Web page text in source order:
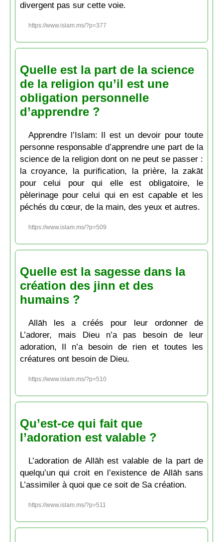
divergent pas sur cette voie.
https://www.islam.ms/?p=377
Quelle est la part de la science
de la religion qu’il est une
obligation personnelle
d’apprendre ?
Apprendre l’Islam: Il est un devoir pour toute
personne responsable d’apprendre une part de la
science de la religion dont on ne peut se passer :
la croyance, la purification, la prière, la zakāt
pour celui pour qui elle est obligatoire, le
pèlerinage pour celui qui en est capable et les
péchés du cœur, de la main, des yeux et autres.
https://www.islam.ms/?p=509
Quelle est la sagesse dans la
création des jinn et des
humains ?
Allāh les a créés pour leur ordonner de
L’adorer, mais Dieu n’a pas besoin de leur
adoration, Il n’a besoin de rien et toutes les
créatures ont besoin de Dieu.
https://www.islam.ms/?p=510
Qu’est-ce qui fait que
l’adoration est valable ?
L’adoration de Allāh est valable de la part de
quelqu’un qui croit en l’existence de Allāh sans
L’assimiler à quoi que ce soit de Sa création.
https://www.islam.ms/?p=511